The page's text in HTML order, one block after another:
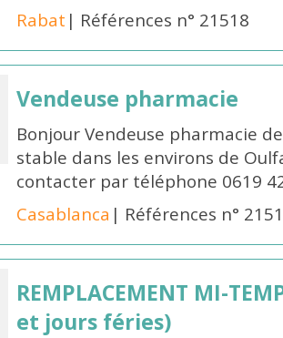
Rabat | Références n° 21518
Vendeuse pharmacie
Bonjour Vendeuse pharmacie
stable dans les environs de
contacter par téléphone 0619
Casablanca | Références n°
REMPLACEMENT MI-
et jours féries)